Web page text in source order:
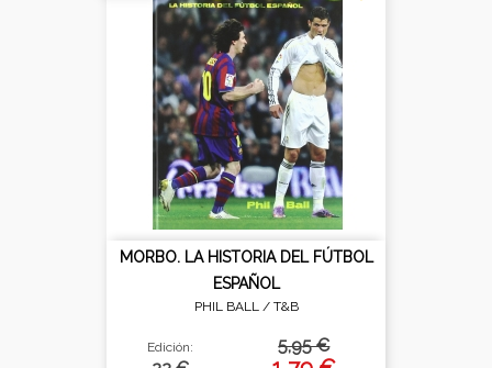
MORBO. LA HISTORIA DEL FÚTBOL
ESPAÑOL
PHIL BALL / T&B
Edición: 5,95 €